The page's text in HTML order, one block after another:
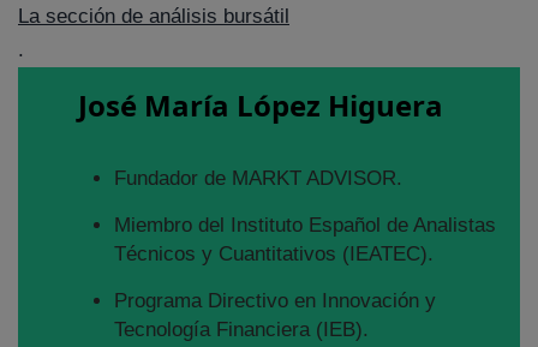
La sección de análisis bursátil
.
José María López Higuera
Fundador de MARKT ADVISOR.
Miembro del Instituto Español de Analistas
Técnicos y Cuantitativos (IEATEC).
Programa Directivo en Innovación y
Tecnología Financiera (IEB).